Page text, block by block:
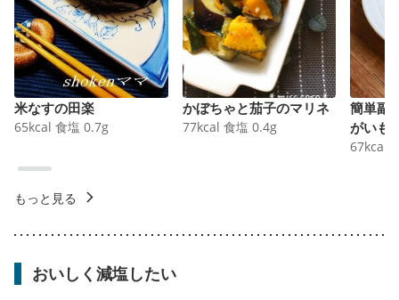
米なすの田楽
65kcal 食塩 0.7g
かぼちゃと茄子のマリネ
77kcal 食塩 0.4g
簡単副
がいも
67kcal
もっと見る
おいしく減塩したい